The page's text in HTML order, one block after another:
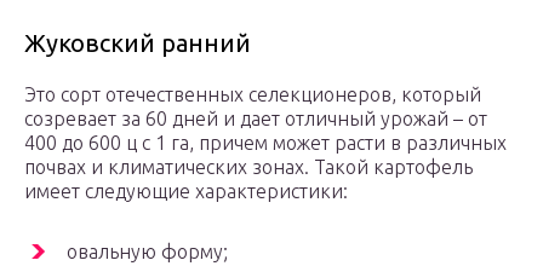
Жуковский ранний
Это сорт отечественных селекционеров, который
созревает за 60 дней и дает отличный урожай – от
400 до 600 ц с 1 га, причем может расти в различных
почвах и климатических зонах. Такой картофель
имеет следующие характеристики:
овальную форму;